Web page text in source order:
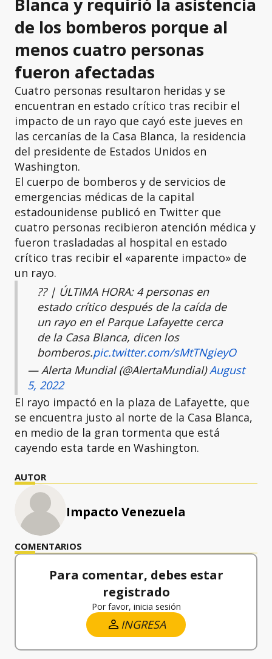
Blanca y requirió la asistencia
de los bomberos porque al
menos cuatro personas
fueron afectadas
Cuatro personas resultaron heridas y se
encuentran en estado crítico tras recibir el
impacto de un rayo que cayó este jueves en
las cercanías de la Casa Blanca, la residencia
del presidente de Estados Unidos en
Washington.
El cuerpo de bomberos y de servicios de
emergencias médicas de la capital
estadounidense publicó en Twitter que
cuatro personas recibieron atención médica y
fueron trasladadas al hospital en estado
crítico tras recibir el «aparente impacto» de
un rayo.
?? | ÚLTIMA HORA: 4 personas en
estado crítico después de la caída de
un rayo en el Parque Lafayette cerca
de la Casa Blanca, dicen los
bomberos.pic.twitter.com/sMtTNgieyO
— Alerta Mundial (@AIertaMundiaI)August
5, 2022
El rayo impactó en la plaza de Lafayette, que
se encuentra justo al norte de la Casa Blanca,
en medio de la gran tormenta que está
cayendo esta tarde en Washington.
AUTOR
Impacto Venezuela
COMENTARIOS
Para comentar, debes estar
registrado
Por favor, inicia sesión
INGRESA